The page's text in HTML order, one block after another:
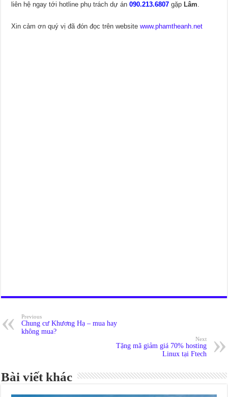
liên hệ ngay tới hotline phụ trách dự án090.213.6807 gặp Lâm.
Xin cảm ơn quý vị đã đón đọc trên websitewww.phamtheanh.net
Previous
Chung cư Khương Hạ – mua hay
không mua?
Next
Tặng mã giảm giá 70% hosting
Linux tại Ftech
Bài viết khác